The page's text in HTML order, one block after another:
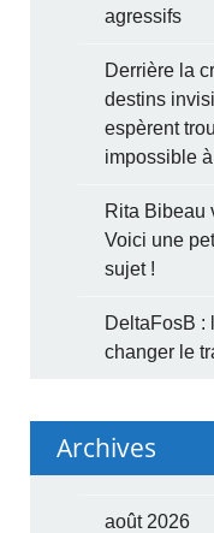
agressifs
Derrière la
destins
espèrent
impossible
Rita Bibeau
Voici une
sujet !
DeltaFosB :
changer le
Archives
août 2026